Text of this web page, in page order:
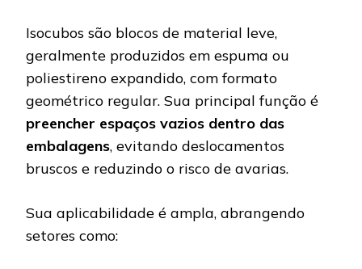
Isocubos são blocos de material leve,
geralmente produzidos em espuma ou
poliestireno expandido, com formato
geométrico regular. Sua principal função é
preencher espaços vazios dentro das
embalagens, evitando deslocamentos
bruscos e reduzindo o risco de avarias.
Sua aplicabilidade é ampla, abrangendo
setores como: